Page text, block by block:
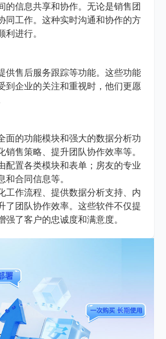
的信息共享和协作。无论是销售团
同工作。这种实时沟通和协作的方
进行。
供售后服务跟踪等功能。这些功能
到企业的关注和重视时，他们更愿
面的功能模块和强大的数据分析功
售策略、提升团队协作效率等。
配置各类模块和表单；房友的专业
合同信息等。
工作流程、提供数据分析支持、内
了团队协作效率。这些软件不仅提
了客户的忠诚度和满意度。